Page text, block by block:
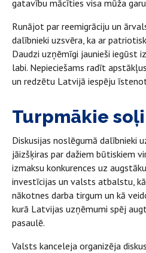
gatavību mācīties visa mūža
Runājot par reemigrāciju un
dalībnieki uzsvēra, ka ar
Daudzi uzņēmīgi jaunieši iegūst
labi. Nepieciešams radīt
un redzētu Latvijā iespēju
Turpmākie soļi
Diskusijas noslēgumā dalībnieki
jāizšķiras par dažiem būtiskiem
izmaksu konkurences uz
investīcijas un valsts atbalstu,
nākotnes darba tirgum un kā
kurā Latvijas uzņēmumi spēj
pasaulē.
Valsts kanceleja organizēja